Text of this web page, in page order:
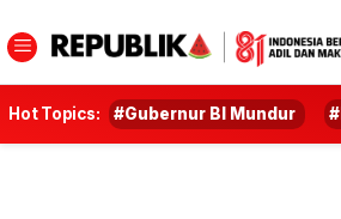
Hot Topics: #Gubernur BI Mundur